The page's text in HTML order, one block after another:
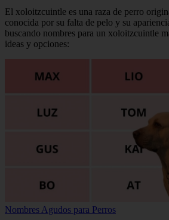
El xoloitzcuintle es una raza de perro
conocida por su falta de pelo y su
buscando nombres para un xoloitzcuintle
ideas y opciones:
Nombres Agudos para Perros